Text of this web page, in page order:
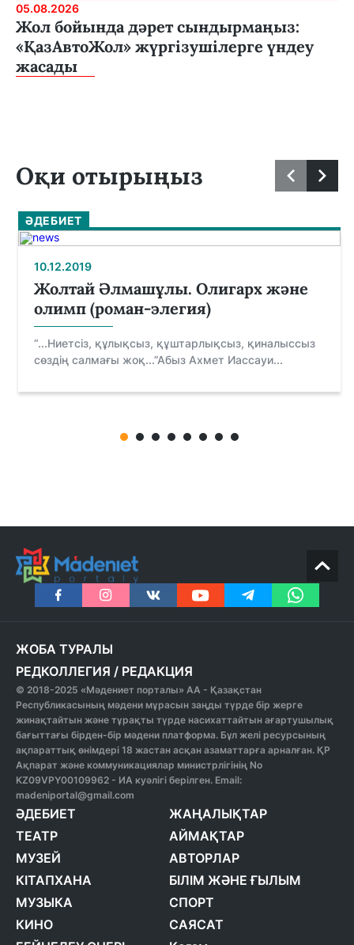
05.08.2026
Жол бойында дәрет сындырмаңыз:
«ҚазАвтоЖол» жүргізушілерге үндеу
жасады
Оқи отырыңыз
ӘДЕБИЕТ
10.12.2019
Жолтай Әлмашұлы. Олигарх және
олимп (роман-элегия)
“...Ниетсіз, құлықсыз, құштарлықсыз, қиналыссыз
сөздің салмағы жоқ...”Абыз Ахмет Иассауи...
ЖОБА ТУРАЛЫ
РЕДКОЛЛЕГИЯ / РЕДАКЦИЯ
© 2018-2025 «Мәдениет порталы» АА - Қазақстан
Республикасының мәдени мұрасын заңды түрде бір жерге
жинақтайтын және тұрақты түрде насихаттайтын ағартушылық
бағыттағы бірден-бір мәдени платформа. Бұл желі ресурсының
ақпараттық өнімдері 18 жастан асқан азаматтарға арналған. ҚР
Ақпарат және коммуникациялар министрлігінің No
KZ09VPY00109962 - ИА куәлігі берілген. Email:
madeniportal@gmail.com
ӘДЕБИЕТ
ТЕАТР
МУЗЕЙ
КІТАПХАНА
МУЗЫКА
КИНО
ЖАҢАЛЫҚТАР
АЙМАҚТАР
АВТОРЛАР
БІЛІМ ЖӘНЕ ҒЫЛЫМ
СПОРТ
САЯСАТ